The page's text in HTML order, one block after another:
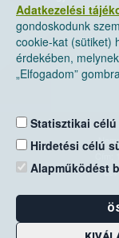
Adatkezelési
gondoskodunk
cookie-kat (sütiket)
érdekében,
„Elfogadom”
Statisztikai
Hirdetési célú
Alapműködést